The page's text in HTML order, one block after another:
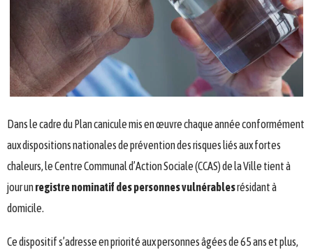
Dans le cadre du Plan canicule mis en œuvre chaque année conformément
aux dispositions nationales de prévention des risques liés aux fortes
chaleurs, le Centre Communal d’Action Sociale (CCAS) de la Ville tient à
jour unregistre nominatif des personnes vulnérablesrésidant à
domicile.
Ce dispositif s’adresse en priorité aux personnes âgées de 65 ans et plus,